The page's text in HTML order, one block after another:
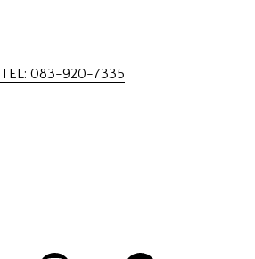
TEL: 083-920-7335